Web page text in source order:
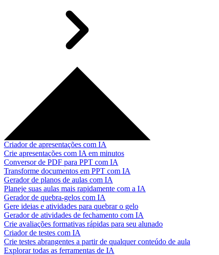
Criador de apresentações com IA
Crie apresentações com IA em minutos
Conversor de PDF para PPT com IA
Transforme documentos em PPT com IA
Gerador de planos de aulas com IA
Planeje suas aulas mais rapidamente com a IA
Gerador de quebra-gelos com IA
Gere ideias e atividades para quebrar o gelo
Gerador de atividades de fechamento com IA
Crie avaliações formativas rápidas para seu alunado
Criador de testes com IA
Crie testes abrangentes a partir de qualquer conteúdo de aula
Explorar todas as ferramentas de IA